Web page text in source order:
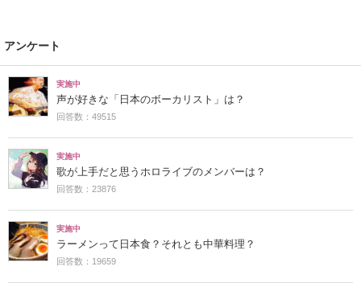
アンケート
実施中
声が好きな「日本のボーカリスト」は？
回答数：49515
実施中
歌が上手だと思うホロライブのメンバーは？
回答数：23876
実施中
ラーメンって日本食？それとも中華料理？
回答数：19659